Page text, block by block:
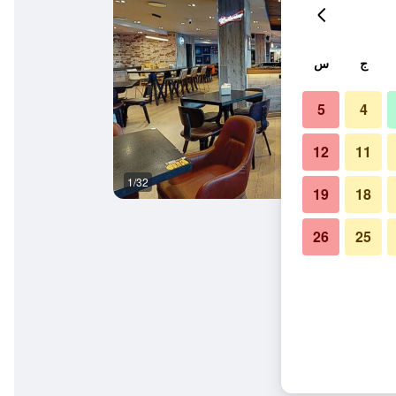
1/32
ج س
4
5
11
12
18
19
25
26